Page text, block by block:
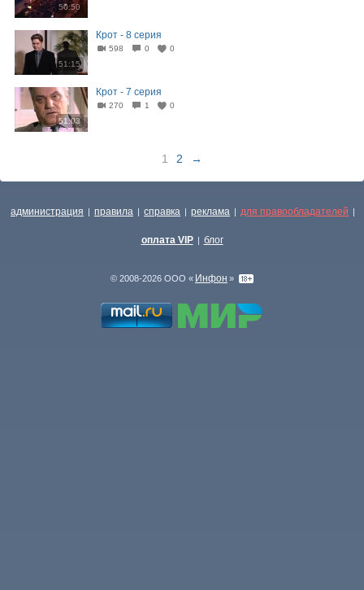
50:50
51:15
Крот - 8 серия
598 0 0
51:03
Крот - 7 серия
270 1 0
1 2 →
администрация | правила | справка | реклама | для правообладателей |
оплата VIP | блог
© 2008-2026 ООО « Инфон »